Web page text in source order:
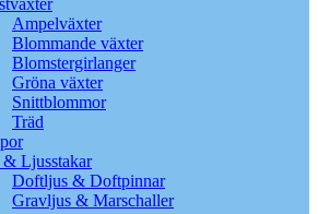
Ampelväxter
Blommande växter
Blomstergirlanger
Gröna växter
Snittblommor
Träd
Ljusstakar
Doftljus & Doftpinnar
Gravljus & Marschaller